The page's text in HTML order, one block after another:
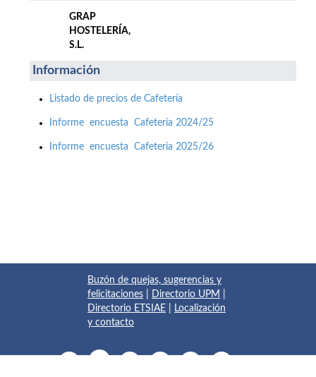
GRAP
HOSTELERÍA,
S.L.
Información
Listado de precios de Cafetería
Informe encuesta Cafetería 2024/25
Informe encuesta Cafetería 2025/26
Buzón de quejas, sugerencias y
felicitaciones
Directorio UPM
Directorio ETSIAE
Localización
y contacto